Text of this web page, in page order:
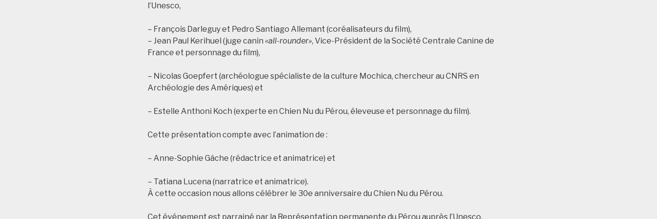
l’Unesco,
– François Darleguy et Pedro Santiago Allemant (coréalisateurs du film),
– Jean Paul Kerihuel (juge canin «all-rounder», Vice-Président de la Société Centrale Canine de
France et personnage du film),
– Nicolas Goepfert (archéologue spécialiste de la culture Mochica, chercheur au CNRS en
Archéologie des Amériques) et
– Estelle Anthoni Koch (experte en Chien Nu du Pérou, éleveuse et personnage du film).
Cette présentation compte avec l’animation de :
– Anne-Sophie Gâche (rédactrice et animatrice) et
– Tatiana Lucena (narratrice et animatrice).
À cette occasion nous allons célébrer le 30e anniversaire du Chien Nu du Pérou.
Cet événement est parrainé par la Représentation permanente du Pérou auprès l’Unesco.